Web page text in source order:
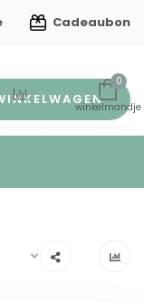
vanaf €75
Cadeaubon
0